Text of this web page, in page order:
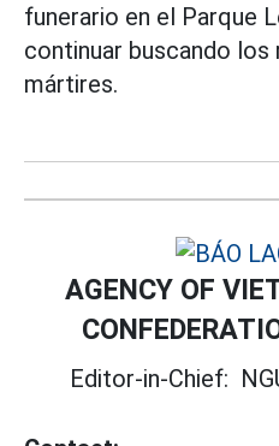
funerario en el Parque
continuar buscando
mártires.
AGENCY OF
Editor-in-Chief: